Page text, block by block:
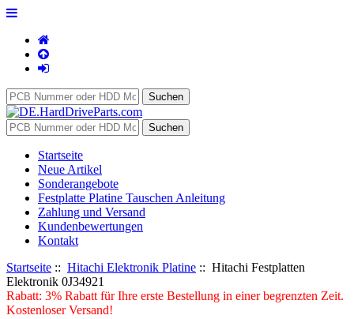
Startseite
Neue Artikel
Sonderangebote
Festplatte Platine Tauschen Anleitung
Zahlung und Versand
Kundenbewertungen
Kontakt
Startseite :: Hitachi Elektronik Platine :: Hitachi Festplatten
Elektronik 0J34921
Rabatt: 3% Rabatt für Ihre erste Bestellung in einer begrenzten Zeit.
Kostenloser Versand!